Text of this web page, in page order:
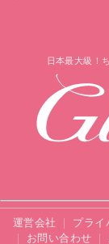
日本最大級！
運営会社 プライ
お問い合わせ